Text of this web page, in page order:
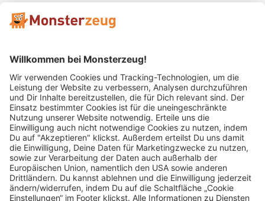
Mitglied im: